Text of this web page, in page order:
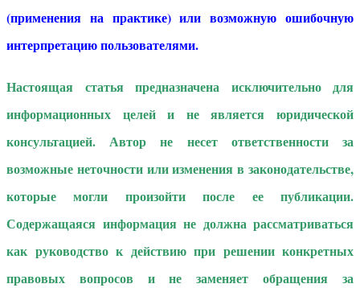
(применения на практике) или возможную ошибочную
интерпретацию пользователями.
Настоящая статья предназначена исключительно для
информационных целей и не является юридической
консультацией. Автор не несет ответственности за
возможные неточности или изменения в законодательстве,
которые могли произойти после ее публикации.
Содержащаяся информация не должна рассматриваться
как руководство к действию при решении конкретных
правовых вопросов и не заменяет обращения за